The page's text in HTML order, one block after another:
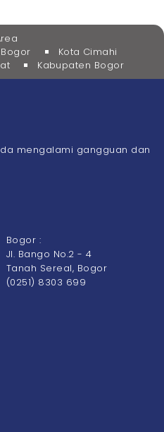
Kota Cimahi
Kabupaten Bogor
mengalami gangguan dan
Bogor :
Jl. Bango No.2 - 4
Tanah Sereal, Bogor
(0251) 8303 699